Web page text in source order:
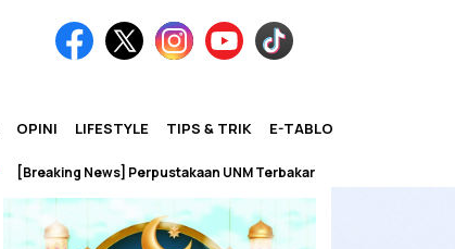
OPINI LIFESTYLE TIPS & TRIK E-TABLOID
News] Perpustakaan UNM Terbakar